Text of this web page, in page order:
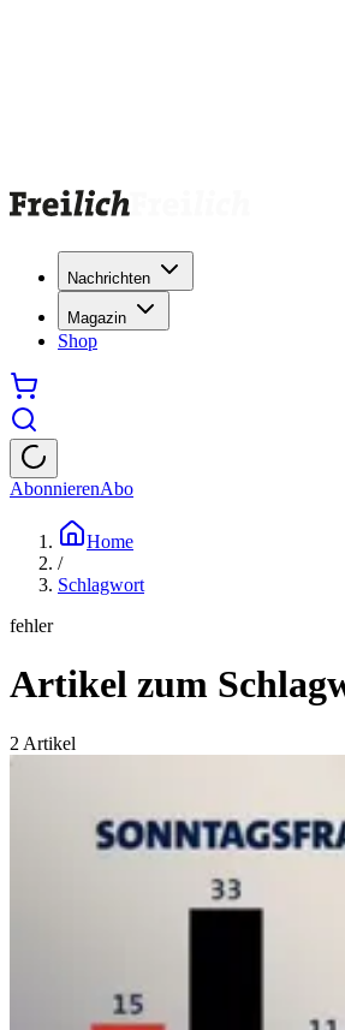
Nachrichten
Magazin
Shop
AbonnierenAbo
Home
/
Schlagwort
fehler
Artikel zum
2 Artikel